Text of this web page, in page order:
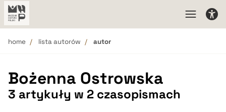
home lista autorów autor
Bożenna Ostrowska
3 artykuły w 2 czasopismach